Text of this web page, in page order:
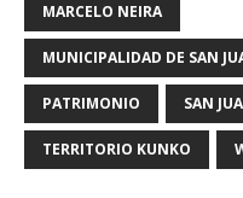
MARCELO NEIRA
MUNICIPALIDAD DE SAN
PATRIMONIO SAN
TERRITORIO KUNKO